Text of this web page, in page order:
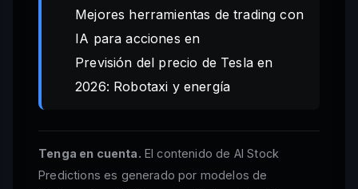
Mejores herramientas de trading con
IA para acciones en
Previsión del precio de Tesla en
2026: Robotaxi y energía
Tenga en cuenta. El contenido de AI Stock
Predictions es generado por modelos de